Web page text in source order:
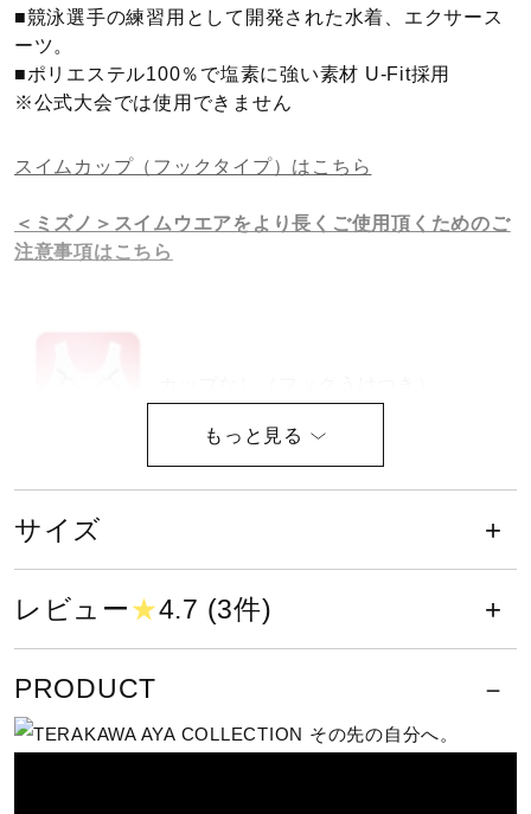
サポーター
コラボ／ライセンス
セール
その他
■競泳選手の練習用として開発された水着、エクサース
ーツ。
■ポリエステル100％で塩素に強い素材 U-Fit採用
※公式大会では使用できません
スイムカップ（フックタイプ）はこちら
＜ミズノ＞スイムウエアをより長くご使用頂くためのご
注意事項はこちら
やさしい肌触りと、耐塩素性に優れ
耐塩素性に優れた素材を使用した長
持ち水着
サイズ
レビュー★4.7 (3件)
PRODUCT